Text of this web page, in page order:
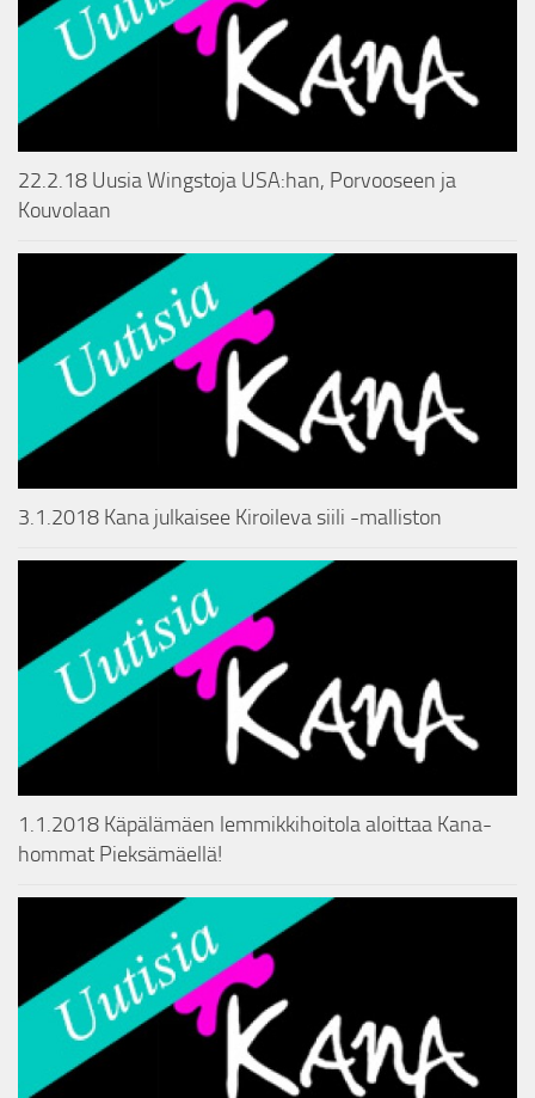
22.2.18 Uusia Wingstoja USA:han, Porvooseen ja
Kouvolaan
3.1.2018 Kana julkaisee Kiroileva siili -malliston
1.1.2018 Käpälämäen lemmikkihoitola aloittaa Kana-
hommat Pieksämäellä!